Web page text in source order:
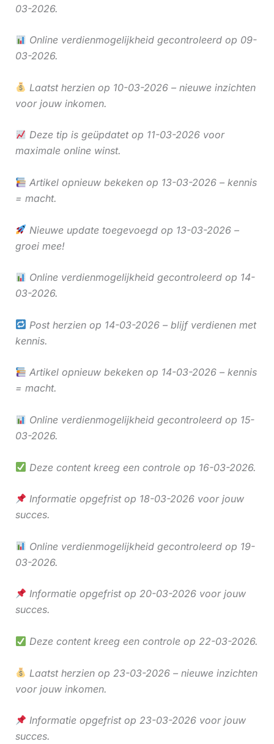
03-2026.
Online verdienmogelijkheid gecontroleerd op 09-
03-2026.
Laatst herzien op 10-03-2026 – nieuwe inzichten
voor jouw inkomen.
Deze tip is geüpdatet op 11-03-2026 voor
maximale online winst.
Artikel opnieuw bekeken op 13-03-2026 – kennis
= macht.
Nieuwe update toegevoegd op 13-03-2026 –
groei mee!
Online verdienmogelijkheid gecontroleerd op 14-
03-2026.
Post herzien op 14-03-2026 – blijf verdienen met
kennis.
Artikel opnieuw bekeken op 14-03-2026 – kennis
= macht.
Online verdienmogelijkheid gecontroleerd op 15-
03-2026.
Deze content kreeg een controle op 16-03-2026.
Informatie opgefrist op 18-03-2026 voor jouw
succes.
Online verdienmogelijkheid gecontroleerd op 19-
03-2026.
Informatie opgefrist op 20-03-2026 voor jouw
succes.
Deze content kreeg een controle op 22-03-2026.
Laatst herzien op 23-03-2026 – nieuwe inzichten
voor jouw inkomen.
Informatie opgefrist op 23-03-2026 voor jouw
succes.